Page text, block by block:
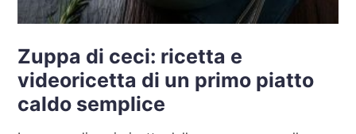
Zuppa di ceci: ricetta e
videoricetta di un primo piatto
caldo semplice